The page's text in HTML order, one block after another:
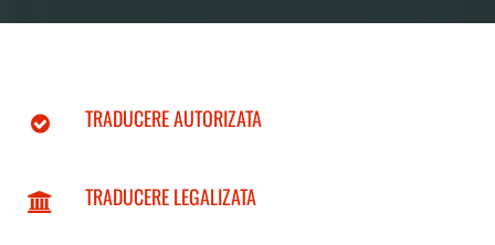
TRADUCERE AUTORIZATA
TRADUCERE LEGALIZATA